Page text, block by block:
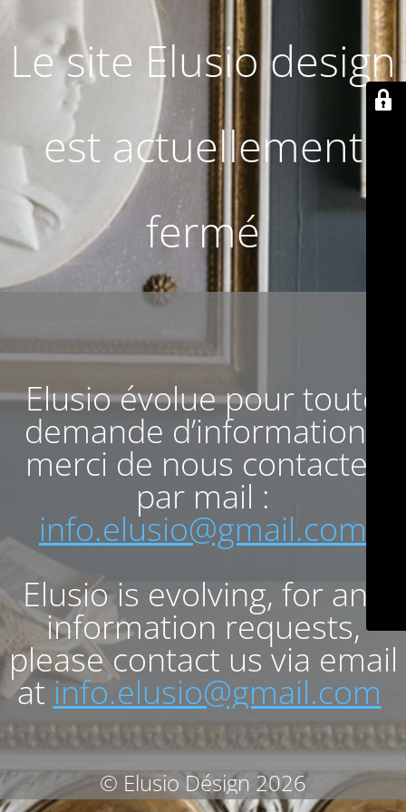
Le site Elusio design
est actuellement
fermé
Elusio évolue pour toute
demande d’informations
merci de nous contacter
par mail :
info.elusio@gmail.com
Elusio is evolving, for any
information requests,
please contact us via email
at info.elusio@gmail.com
© Elusio Désign 2026